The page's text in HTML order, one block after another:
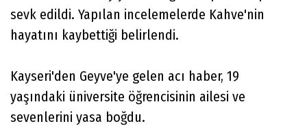
sevk edildi. Yapılan incelemelerde Kahve'nin
hayatını kaybettiği belirlendi.
Kayseri'den Geyve'ye gelen acı haber, 19
yaşındaki üniversite öğrencisinin ailesi ve
sevenlerini yasa boğdu.